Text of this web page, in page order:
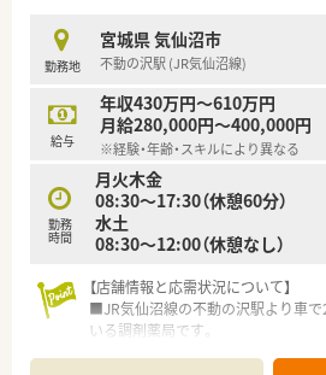
勤務地
宮城県 気仙沼市
不動の沢駅 (JR気仙沼線)
給与
年収430万円～610万円
月給280,000円～400,000円
※経験・年齢・スキルにより異なる
勤務
時間
月火木金
08:30～17:30（休憩60分）
水土
08:30～12:00（休憩なし）
【店舗情報と応需状況について】
■JR気仙沼線の不動の沢駅より車
いる調剤薬局です。